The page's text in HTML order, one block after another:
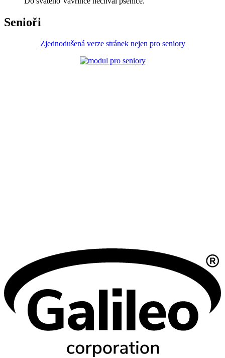
Senioři
Zjednodušená verze stránek nejen pro seniory